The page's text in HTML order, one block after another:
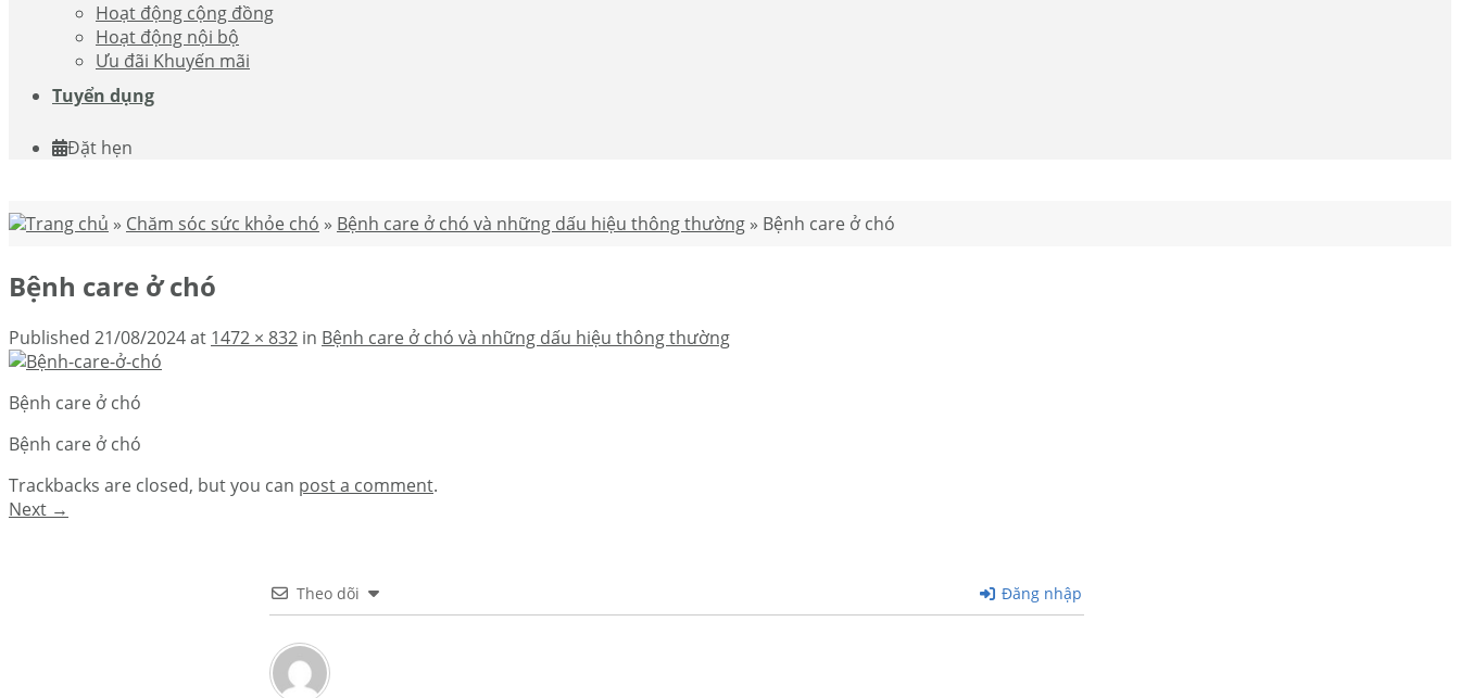
Hoạt động cộng đồng
Hoạt động nội bộ
Ưu đãi Khuyến mãi
Tuyển dụng
Đặt hẹn
Trang chủ » Chăm sóc sức khỏe chó » Bệnh care ở chó và những dấu hiệu thông thường » Bệnh care ở chó
Bệnh care ở chó
Published 21/08/2024at 1472 × 832 in Bệnh care ở chó và những dấu hiệu thông thường
Bệnh care ở chó
Bệnh care ở chó
Trackbacks are closed, but you can post a comment.
Next →
Theo dõi Đăng nhập